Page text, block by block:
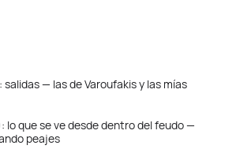
— las de Varoufakis y las mías
lo que se ve desde dentro del feudo —
peajes